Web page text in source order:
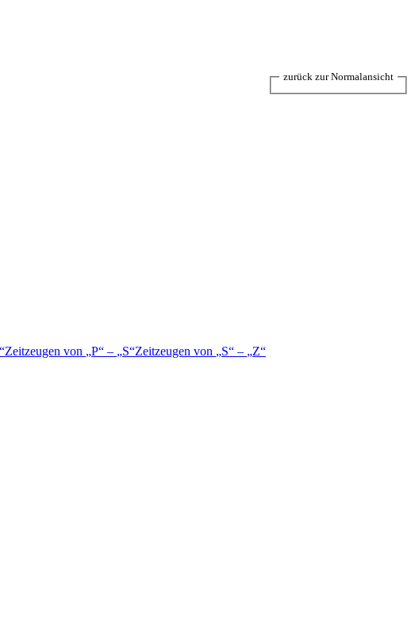
Zeitzeugen von P – S Zeitzeugen von S –
Z
zurück zur Normalansicht